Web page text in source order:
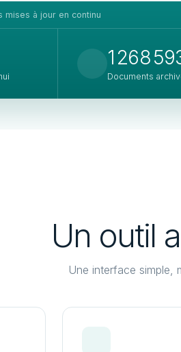
mises à jour en continu
1 268
Documents
Un outil
Une interface simple,